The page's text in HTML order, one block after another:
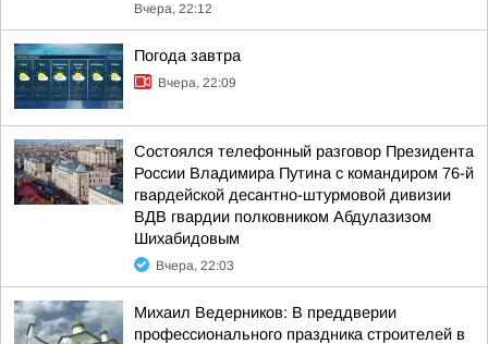
Вчера, 22:12
Погода завтра
Вчера, 22:09
Состоялся телефонный разговор Президента
России Владимира Путина с командиром 76-й
гвардейской десантно-штурмовой дивизии
ВДВ гвардии полковником Абдулазизом
Шихабидовым
Вчера, 22:03
Михаил Ведерников: В преддверии
профессионального праздника строителей в